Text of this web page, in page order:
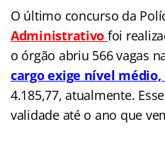
O último concurso da
Administrativo foi
o órgão abriu 566 vagas
cargo exige nível médio,
4.185,77, atualmente.
validade até o ano que